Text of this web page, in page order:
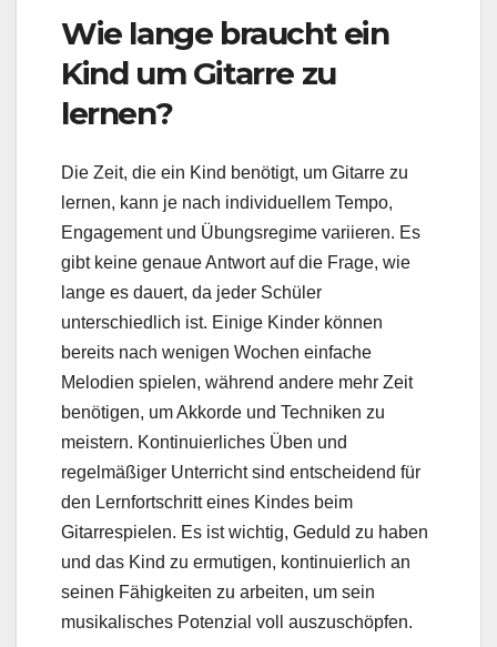
Wie lange braucht ein
Kind um Gitarre zu
lernen?
Die Zeit, die ein Kind benötigt, um Gitarre zu
lernen, kann je nach individuellem Tempo,
Engagement und Übungsregime variieren. Es
gibt keine genaue Antwort auf die Frage, wie
lange es dauert, da jeder Schüler
unterschiedlich ist. Einige Kinder können
bereits nach wenigen Wochen einfache
Melodien spielen, während andere mehr Zeit
benötigen, um Akkorde und Techniken zu
meistern. Kontinuierliches Üben und
regelmäßiger Unterricht sind entscheidend für
den Lernfortschritt eines Kindes beim
Gitarrespielen. Es ist wichtig, Geduld zu haben
und das Kind zu ermutigen, kontinuierlich an
seinen Fähigkeiten zu arbeiten, um sein
musikalisches Potenzial voll auszuschöpfen.